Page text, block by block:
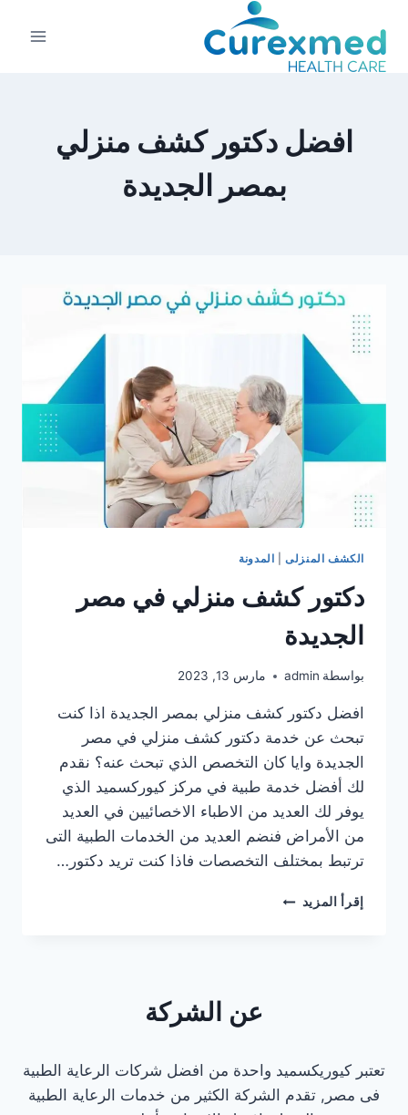
المحتوى
افضل دكتور كشف منزلي
بمصر الجديدة
الكشف المنزلى| المدونة
دكتور كشف منزلي في مصر
الجديدة
بواسطة admin مارس 13, 2023
افضل دكتور كشف منزلي بمصر الجديدة اذا كنت
تبحث عن خدمة دكتور كشف منزلي في مصر
الجديدة وايا كان التخصص الذي تبحث عنه؟ نقدم
لك أفضل خدمة طبية في مركز كيوركسميد الذي
يوفر لك العديد من الاطباء الاخصائيين في العديد
من الأمراض فنضم العديد من الخدمات الطبية التى
ترتبط بمختلف التخصصات فاذا كنت تريد دكتور…
إقرأ المزيد دكتور
عن الشركة
تعتبر كيوريكسميد واحدة من افضل شركات الرعاية الطبية
فى مصر, تقدم الشركة الكثير من خدمات الرعاية الطبية